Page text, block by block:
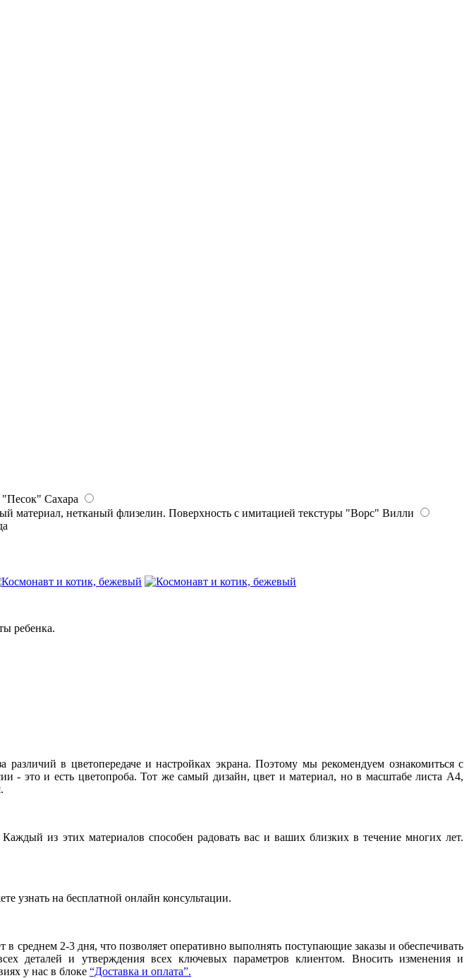
Сахара
Вилли
ребенка.
в цветопередаче и настройках экрана. Поэтому мы рекомендуем ознакомиться с
- это и есть цветопроба. Тот же самый дизайн, цвет и материал, но в масштабе листа А4,
из этих материалов способен радовать вас и ваших близких в течение многих лет.
узнать на бесплатной онлайн консультации.
среднем 2-3 дня, что позволяет оперативно выполнять поступающие заказы и обеспечивать
деталей и утверждения всех ключевых параметров клиентом. Вносить изменения и
у нас в блоке “Доставка и оплата”.